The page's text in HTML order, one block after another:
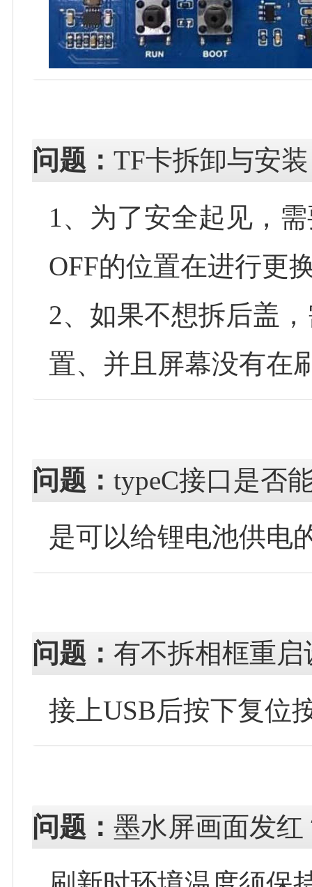
问题：TF卡拆卸与安装
1、为了安全起见，
OFF的位置在进行更
2、如果不想拆后盖
置、并且屏幕没有在
问题：typeC接口是否
是可以给锂电池供电
问题：有不拆相框重
接上USB后按下复位
问题：墨水屏画面发红